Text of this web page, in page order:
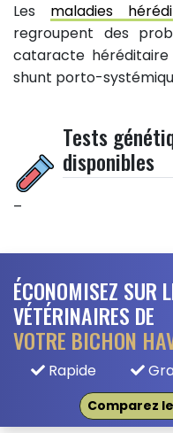
Les maladies
regroupent des
cataracte
shunt porto-
Tests
disponibles
–
ÉCONOMISEZ SUR
VÉTÉRINAIRES DE
VOTRE BICHON
Rapide
Comparez